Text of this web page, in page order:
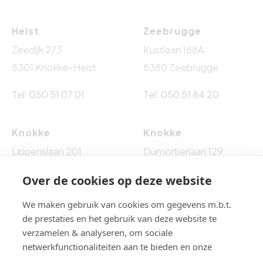
Heist
Zeedijk 273
8301 Knokke-Heist
Tel: 050 51 07 01
Zeebrugge
Kustlaan 168A
8380 Zeebrugge
Tel: 050 51 84 20
Knokke
Lippenslaan 201
Knokke
Dumortierlaan 129
Over de cookies op deze website
We maken gebruik van cookies om gegevens m.b.t.
de prestaties en het gebruik van deze website te
verzamelen & analyseren, om sociale
netwerkfunctionaliteiten aan te bieden en onze